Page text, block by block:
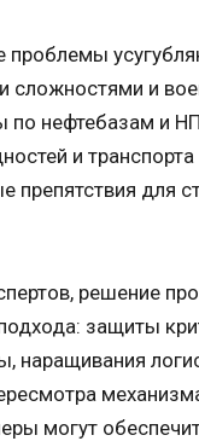
проблемы
сложностями и
по нефтебазам и
и
препятствия для
решение
защиты
наращивания
могут